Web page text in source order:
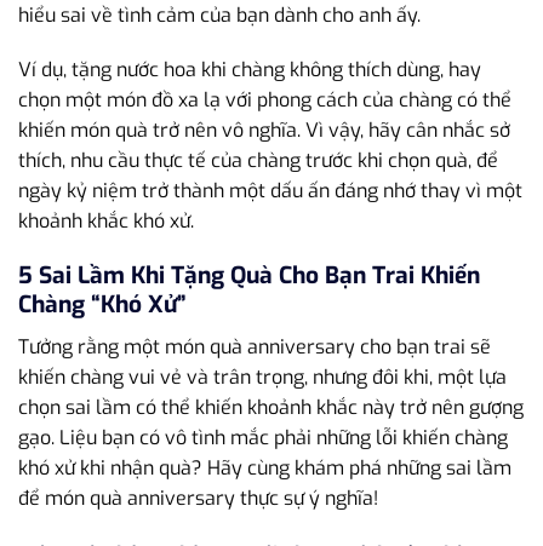
hiểu sai về tình cảm của bạn dành cho anh ấy.
Ví dụ, tặng nước hoa khi chàng không thích dùng, hay
chọn một món đồ xa lạ với phong cách của chàng có thể
khiến món quà trở nên vô nghĩa. Vì vậy, hãy cân nhắc sở
thích, nhu cầu thực tế của chàng trước khi chọn quà, để
ngày kỷ niệm trở thành một dấu ấn đáng nhớ thay vì một
khoảnh khắc khó xử.
5 Sai Lầm Khi Tặng Quà Cho Bạn Trai Khiến
Chàng “Khó Xử”
Tưởng rằng một món quà anniversary cho bạn trai sẽ
khiến chàng vui vẻ và trân trọng, nhưng đôi khi, một lựa
chọn sai lầm có thể khiến khoảnh khắc này trở nên gượng
gạo. Liệu bạn có vô tình mắc phải những lỗi khiến chàng
khó xử khi nhận quà? Hãy cùng khám phá những sai lầm
để món quà anniversary thực sự ý nghĩa!